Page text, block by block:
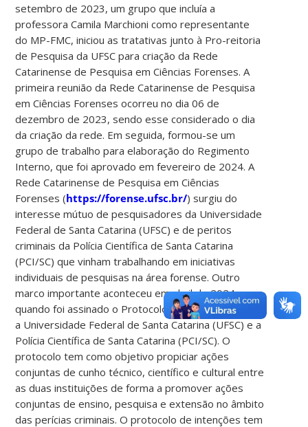
setembro de 2023, um grupo que incluía a
professora Camila Marchioni como representante
do MP-FMC, iniciou as tratativas junto à Pro-reitoria
de Pesquisa da UFSC para criação da Rede
Catarinense de Pesquisa em Ciências Forenses. A
primeira reunião da Rede Catarinense de Pesquisa
em Ciências Forenses ocorreu no dia 06 de
dezembro de 2023, sendo esse considerado o dia
da criação da rede. Em seguida, formou-se um
grupo de trabalho para elaboração do Regimento
Interno, que foi aprovado em fevereiro de 2024. A
Rede Catarinense de Pesquisa em Ciências
Forenses (https://forense.ufsc.br/) surgiu do
interesse mútuo de pesquisadores da Universidade
Federal de Santa Catarina (UFSC) e de peritos
criminais da Polícia Científica de Santa Catarina
(PCI/SC) que vinham trabalhando em iniciativas
individuais de pesquisas na área forense. Outro
marco importante aconteceu em abril de 2024,
quando foi assinado o Protocolo de Intenções entre
a Universidade Federal de Santa Catarina (UFSC) e a
Polícia Científica de Santa Catarina (PCI/SC). O
protocolo tem como objetivo propiciar ações
conjuntas de cunho técnico, científico e cultural entre
as duas instituições de forma a promover ações
conjuntas de ensino, pesquisa e extensão no âmbito
das perícias criminais. O protocolo de intenções tem